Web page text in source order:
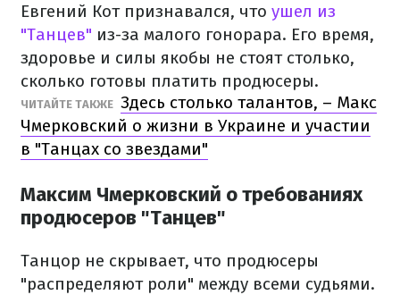
Евгений Кот признавался, что ушел из
"Танцев" из-за малого гонорара. Его время,
здоровье и силы якобы не стоят столько,
сколько готовы платить продюсеры.
ЧИТАЙТЕ ТАКЖЕ Здесь столько талантов, – Макс
Чмерковский о жизни в Украине и участии
в "Танцах со звездами"
Максим Чмерковский о требованиях
продюсеров "Танцев"
Танцор не скрывает, что продюсеры
"распределяют роли" между всеми судьями.